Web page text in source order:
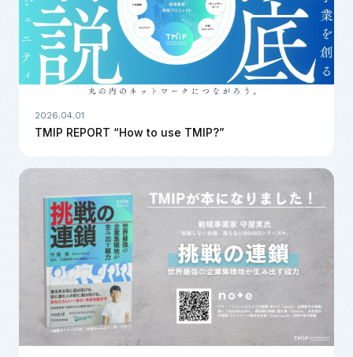
2026.04.01
TMIP REPORT “How to use TMIP?”